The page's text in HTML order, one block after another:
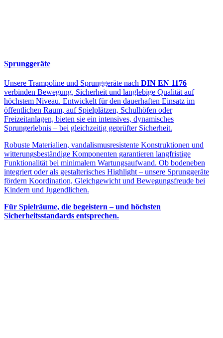
Sprunggeräte
Unsere Trampoline und Sprunggeräte nach DIN EN 1176
verbinden Bewegung, Sicherheit und langlebige Qualität auf
höchstem Niveau. Entwickelt für den dauerhaften Einsatz im
öffentlichen Raum, auf Spielplätzen, Schulhöfen oder
Freizeitanlagen, bieten sie ein intensives, dynamisches
Sprungerlebnis – bei gleichzeitig geprüfter Sicherheit.
Robuste Materialien, vandalismusresistente Konstruktionen und
witterungsbeständige Komponenten garantieren langfristige
Funktionalität bei minimalem Wartungsaufwand. Ob bodeneben
integriert oder als gestalterisches Highlight – unsere Sprunggeräte
fördern Koordination, Gleichgewicht und Bewegungsfreude bei
Kindern und Jugendlichen.
Für Spielräume, die begeistern – und höchsten
Sicherheitsstandards entsprechen.